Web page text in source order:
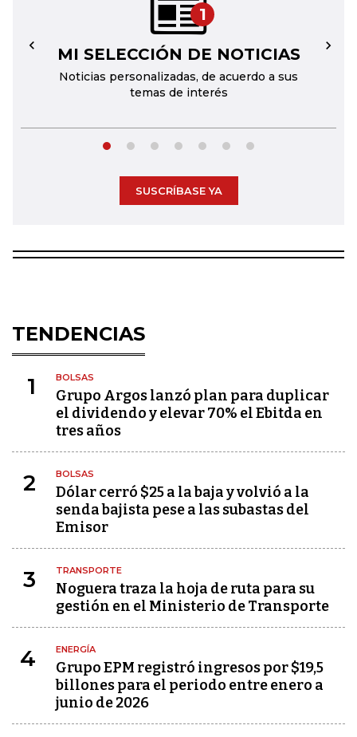
1
MI SELECCIÓN DE NOTICIAS
Noticias personalizadas, de acuerdo a sus
temas de interés
← →
SUSCRÍBASE YA
TENDENCIAS
1 BOLSAS
Grupo Argos lanzó plan para duplicar
el dividendo y elevar 70% el Ebitda en
tres años
2 BOLSAS
Dólar cerró $25 a la baja y volvió a la
senda bajista pese a las subastas del
Emisor
3 TRANSPORTE
Noguera traza la hoja de ruta para su
gestión en el Ministerio de Transporte
4 ENERGÍA
Grupo EPM registró ingresos por $19,5
billones para el periodo entre enero a
junio de 2026